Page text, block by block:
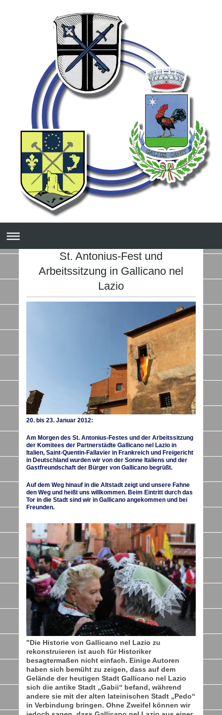
St. Antonius-Fest und
Arbeitssitzung in Gallicano nel
Lazio
20. bis 23. Januar 2012:
Am Morgen des St. Antonius-Festes und der Arbeitssitzung
der Komitees der Partnerstädte Gallicano nel Lazio in
Italien, Saint-Quentin-Fallavier in Frankreich und Freigericht
in Deutschland wurden wir von der Sonne Italiens und der
Gastfreundschaft der Bürger von Gallicano begrüßt.
Auf dem Weg hinauf in die Altstadt zeigt und unsere Fahne
den Weg und heißt uns willkommen. Beim Eintritt durch das
Tor in die Stadt sind wir in Gallicano angekommen und bei
Freunden.
"Die Historie von Gallicano nel Lazio zu
rekonstruieren ist auch für Historiker
besagtermaßen nicht einfach. Einige Autoren
haben sich bemüht zu zeigen, dass auf dem
Gelände der heutigen Stadt Gallicano nel Lazio
sich die antike Stadt „Gabii“ befand, während
andere sie mit der alten lateinischen Stadt „Pedo“
in Verbindung bringen. Ohne Zweifel können wir